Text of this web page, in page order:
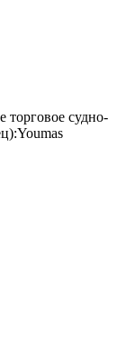
торговое судно-